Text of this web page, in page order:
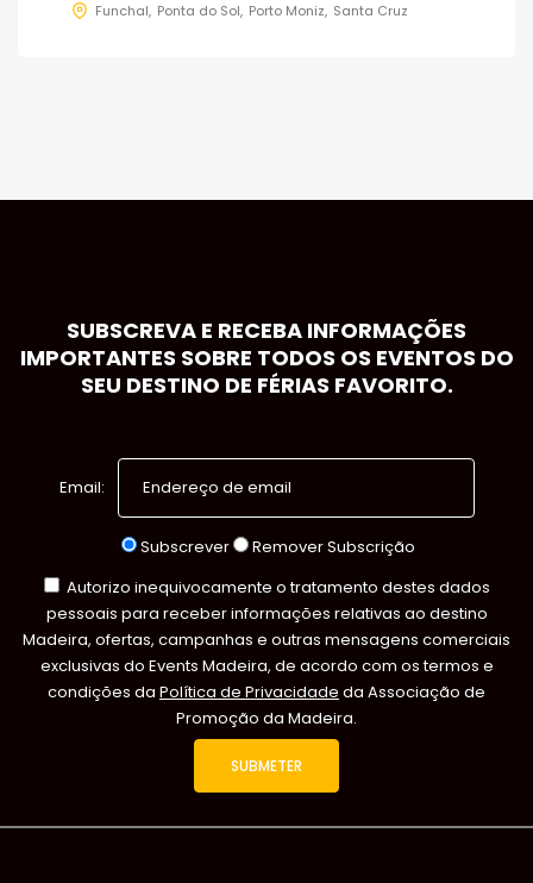
Funchal Ponta do Sol Porto Moniz Santa Cruz
SUBSCREVA E RECEBA INFORMAÇÕES
IMPORTANTES SOBRE TODOS OS EVENTOS DO
SEU DESTINO DE FÉRIAS FAVORITO.
Email:
Subscrever
Remover Subscrição
Autorizo inequivocamente o tratamento destes dados
pessoais para receber informações relativas ao destino
Madeira, ofertas, campanhas e outras mensagens comerciais
exclusivas do Events Madeira, de acordo com os termos e
condições da Política de Privacidade da Associação de
Promoção da Madeira.